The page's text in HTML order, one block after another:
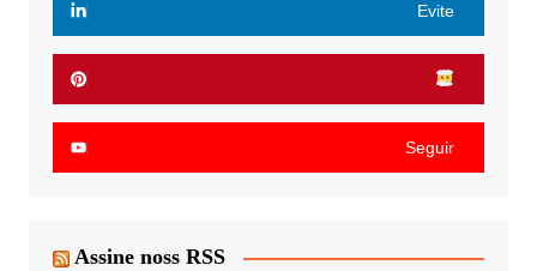
Evite
Seguir
Assine noss RSS